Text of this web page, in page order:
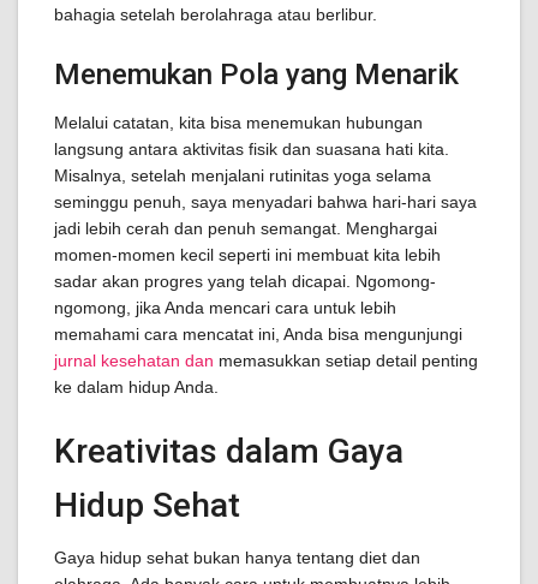
bahagia setelah berolahraga atau berlibur.
Menemukan Pola yang Menarik
Melalui catatan, kita bisa menemukan hubungan
langsung antara aktivitas fisik dan suasana hati kita.
Misalnya, setelah menjalani rutinitas yoga selama
seminggu penuh, saya menyadari bahwa hari-hari saya
jadi lebih cerah dan penuh semangat. Menghargai
momen-momen kecil seperti ini membuat kita lebih
sadar akan progres yang telah dicapai. Ngomong-
ngomong, jika Anda mencari cara untuk lebih
memahami cara mencatat ini, Anda bisa mengunjungi
jurnal kesehatan dan memasukkan setiap detail penting
ke dalam hidup Anda.
Kreativitas dalam Gaya
Hidup Sehat
Gaya hidup sehat bukan hanya tentang diet dan